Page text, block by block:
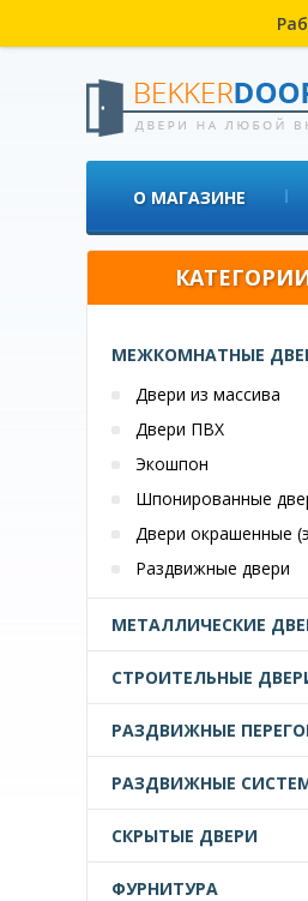
О МАГАЗИНЕ
МЕЖКОМНАТНЫЕ
Двери из массива
Двери ПВХ
Экошпон
Шпонированные
Двери окрашенные
Раздвижные двери
МЕТАЛЛИЧЕСКИЕ
СТРОИТЕЛЬНЫЕ
РАЗДВИЖНЫЕ
РАЗДВИЖНЫЕ
СКРЫТЫЕ ДВЕРИ
ФУРНИТУРА